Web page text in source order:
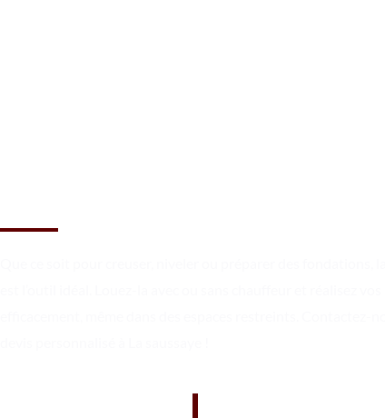
Que ce soit pour creuser, niveler ou préparer des fondations,
efficacement, même dans des espaces restreints. Contactez-